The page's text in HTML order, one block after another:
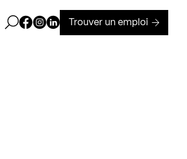
Ouvrir la barre de recherche
Page Facebook de Kollectif
Page Instagram de Kollectif
Page Linkedin de Kollectif
Trouver un emploi